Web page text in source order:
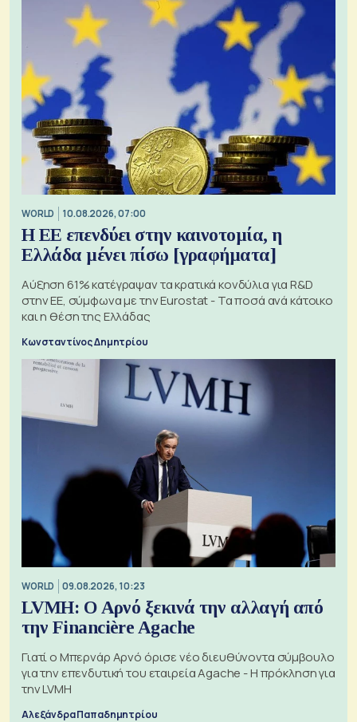
WORLD 10.08.2026, 07:00
Η ΕΕ επενδύει στην καινοτομία, η
Ελλάδα μένει πίσω [γραφήματα]
Αύξηση 61% κατέγραψαν τα κρατικά κονδύλια για R&D
στην ΕΕ, σύμφωνα με την Eurostat - Τα ποσά ανά κάτοικο
και η θέση της Ελλάδας
Κωνσταντίνος Δημητρίου
WORLD 09.08.2026, 10:23
LVMH: Ο Αρνό ξεκινά την αλλαγή από
την Financière Agache
Γιατί ο Μπερνάρ Αρνό όρισε νέο διευθύνοντα σύμβουλο
για την επενδυτική του εταιρεία Agache - Η πρόκληση για
την LVMH
Αλεξάνδρα Παπαδημητρίου